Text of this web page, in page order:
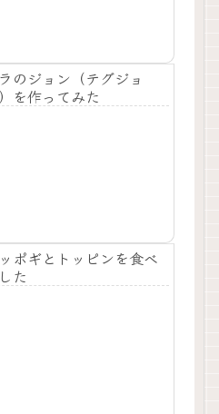
のジョン（テグジョ
を作ってみた
ポギとトッピンを食べ
た